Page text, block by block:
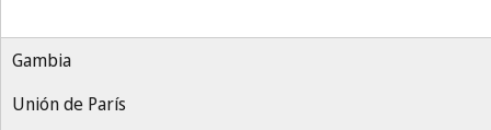
Gambia
Unión de París